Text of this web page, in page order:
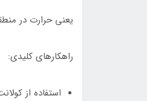
یعنی حرارت در
راهکارهای کلیدی:
استفاده از